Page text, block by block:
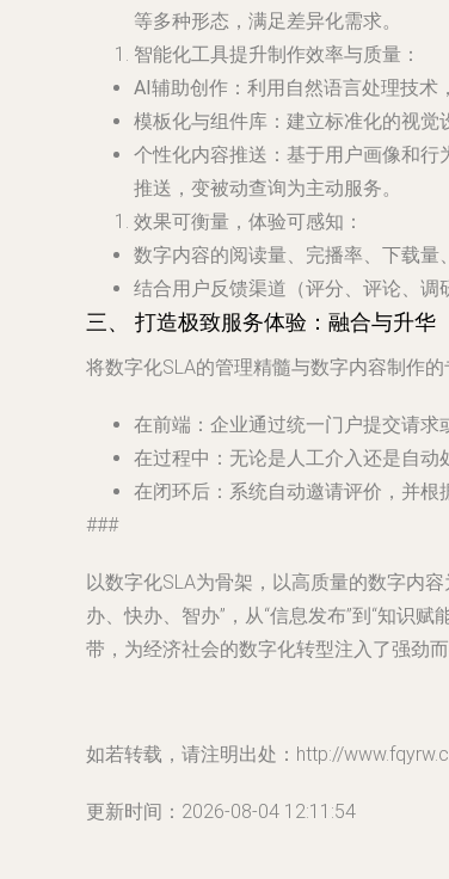
等多种形态，满足差异化需求。
智能化工具提升制作效率与质量 ：
AI辅助创作 ：利用自然语言处理技
模板化与组件库 ：建立标准化的视
个性化内容推送 ：基于用户画像和
推送，变被动查询为主动服务。
效果可衡量，体验可感知 ：
数字内容的阅读量、完播率、下载量
结合用户反馈渠道（评分、评论、调
三、 打造极致服务体验：融合与升华
将数字化SLA的管理精髓与数字内容制作
在前端 ：企业通过统一门户提交请
在过程中 ：无论是人工介入还是自
在闭环后 ：系统自动邀请评价，并
###
以数字化SLA为骨架，以高质量的数字内
办、快办、智办”，从“信息发布”到“知识
带，为经济社会的数字化转型注入了强劲而
如若转载，请注明出处：http://
更新时间：2026-08-04 12:11:54